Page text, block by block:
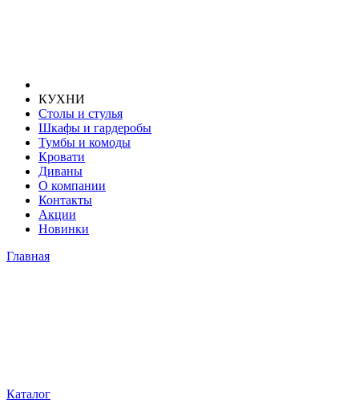
КУХНИ
Столы и стулья
Шкафы и гардеробы
Тумбы и комоды
Кровати
Диваны
О компании
Контакты
Акции
Новинки
Главная
Каталог